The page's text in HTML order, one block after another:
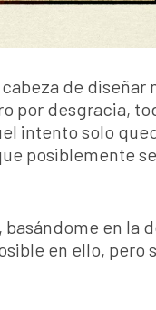
de diseñar
por desgracia,
intento solo
posiblemente
basándome en la
en ello, pero